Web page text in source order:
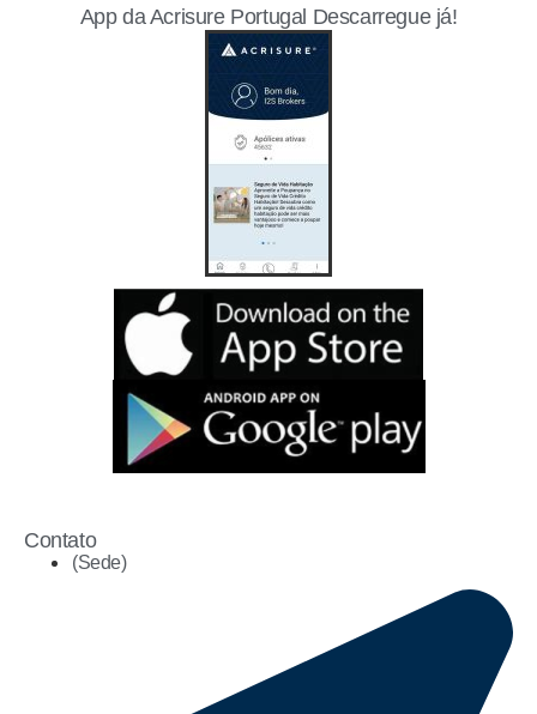
App da Acrisure Portugal Descarregue já!
Contato
(Sede)